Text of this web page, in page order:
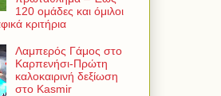
120 ομάδες και όμιλοι
κριτήρια
Λαμπερός Γάμος στο
Καρπενήσι-Πρώτη
καλοκαιρινή δεξίωση
στο Kasmir